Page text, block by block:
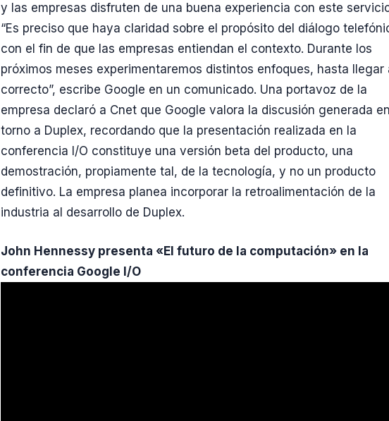
y las empresas disfruten de una buena experiencia con este
“Es preciso que haya claridad sobre el propósito del diálogo
con el fin de que las empresas entiendan el contexto. Durante los
próximos meses experimentaremos distintos enfoques, hasta llegar
correcto”, escribe Google en un comunicado. Una portavoz de la
empresa declaró a Cnet que Google valora la discusión generada en
torno a Duplex, recordando que la presentación realizada en la
conferencia I/O constituye una versión beta del producto, una
demostración, propiamente tal, de la tecnología, y no un producto
definitivo. La empresa planea incorporar la retroalimentación de la
industria al desarrollo de Duplex.
John Hennessy presenta «El futuro de la computación» en la
conferencia Google I/O